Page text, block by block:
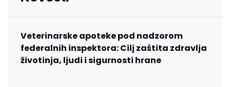
Veterinarske apoteke pod nadzorom
federalnih inspektora: Cilj zaštita zdravlja
životinja, ljudi i sigurnosti hrane